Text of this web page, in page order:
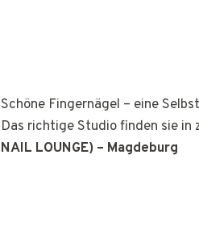
Schöne Fingernägel – eine
Das richtige Studio finden sie in
NAIL LOUNGE) – Magdeburg